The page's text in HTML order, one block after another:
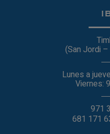
(San Jordi
Lunes a
Viernes:
971
681 171